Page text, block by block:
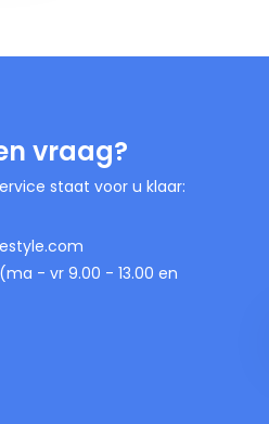
vraag?
staat voor u klaar:
- vr 9.00 - 13.00 en